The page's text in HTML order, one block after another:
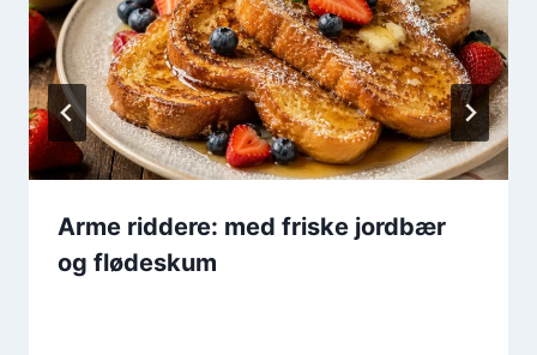
Arme riddere: med friske jordbær
og flødeskum